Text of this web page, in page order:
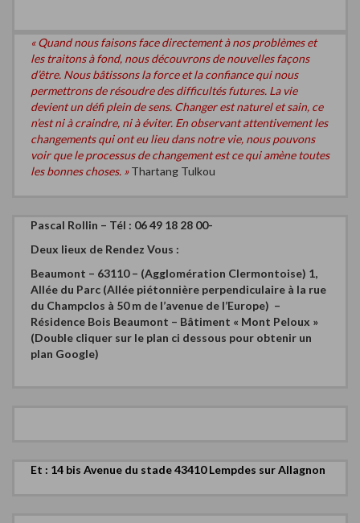
« Quand nous faisons face directement à nos problèmes et
les traitons à fond, nous découvrons de nouvelles façons
d’être. Nous bâtissons la force et la confiance qui nous
permettrons de résoudre des difficultés futures. La vie
devient un défi plein de sens. Changer est naturel et sain, ce
n’est ni à craindre, ni à éviter. En observant attentivement les
changements qui ont eu lieu dans notre vie, nous pouvons
voir que le processus de changement est ce qui amène toutes
les bonnes choses. »Thartang Tulkou
Pascal Rollin – Tél : 06 49 18 28 00-
Deux lieux de Rendez Vous :
Beaumont – 63110 – (Agglomération Clermontoise) 1,
Allée du Parc (Allée piétonnière perpendiculaire à la rue
du Champclos à 50 m de l’avenue de l’Europe) –
Résidence Bois Beaumont – Bâtiment « Mont Peloux »
(Double cliquer sur le plan ci dessous pour obtenir un
plan Google)
Et : 14 bis Avenue du stade 43410 Lempdes sur Allagnon